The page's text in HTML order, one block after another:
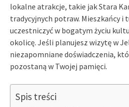
lokalne atrakcje, takie jak Stara
tradycyjnych potraw. Mieszkańcy i
uczestniczyć w bogatym życiu
okolicę. Jeśli planujesz wizytę w
niezapomniane doświadczenia,
pozostaną w Twojej pamięci.
Spis treści